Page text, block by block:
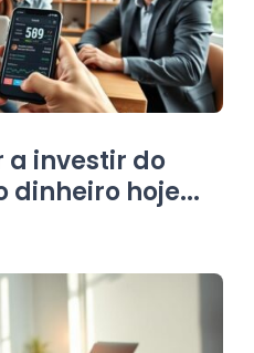
investir do
dinheiro hoje...